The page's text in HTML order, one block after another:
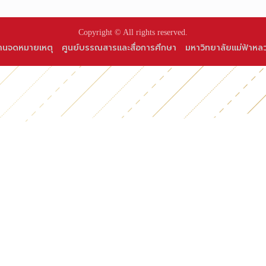
Copyright © All rights reserved.
นจดหมายเหตุ ศูนย์บรรณสารและสื่อการศึกษา มหาวิทยาลัยแม่ฟ้าหล